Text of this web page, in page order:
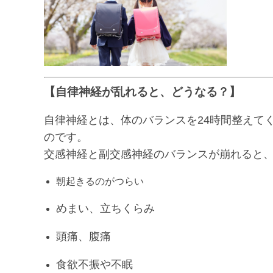
【自律神経が乱れると、どうなる？】
自律神経とは、体のバランスを24時間整えて
のです。
交感神経と副交感神経のバランスが崩れると
朝起きるのがつらい
めまい、立ちくらみ
頭痛、腹痛
食欲不振や不眠